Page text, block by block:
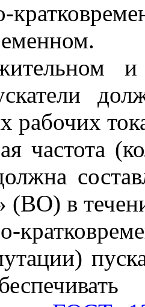
-
.
и
рабочих
частота (
(ВО) в
-
)